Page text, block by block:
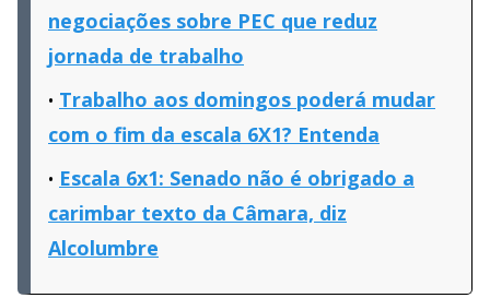
negociações sobre PEC que reduz
jornada de trabalho
Trabalho aos domingos poderá mudar
com o fim da escala 6X1? Entenda
Escala 6x1: Senado não é obrigado a
carimbar texto da Câmara, diz
Alcolumbre